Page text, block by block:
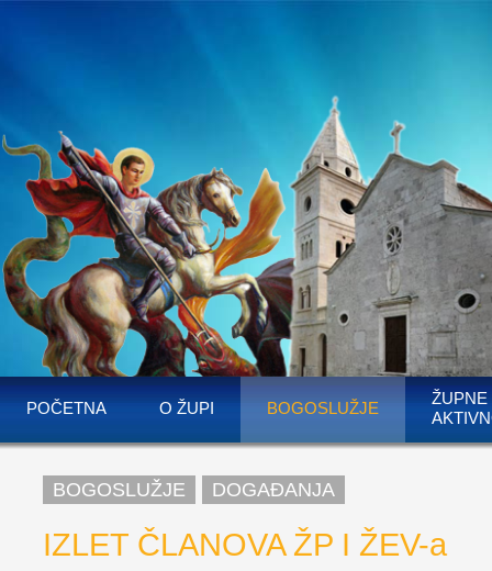
POČETNA O ŽUPI BOGOSLUŽJE
ŽUPNE
BOGOSLUŽJE DOGAĐANJA
IZLET ČLANOVA ŽP I ŽEV-a